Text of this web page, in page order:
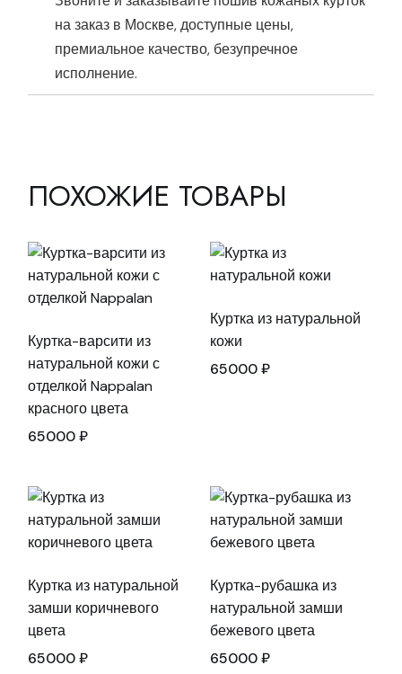
на заказ в Москве, доступные цены,
премиальное качество, безупречное
исполнение.
ПОХОЖИЕ ТОВАРЫ
Куртка-варсити из
натуральной кожи с
отделкой Nappalan
красного цвета
65000₽
Куртка из натуральной
кожи
65000₽
Куртка из натуральной
замши коричневого
цвета
65000₽
Куртка-рубашка из
натуральной замши
бежевого цвета
65000₽